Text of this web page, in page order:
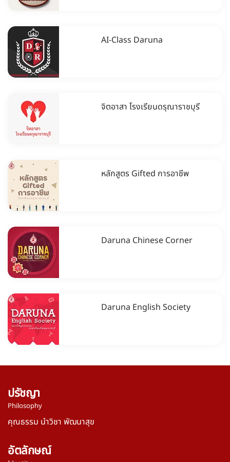
AI-Class Daruna
จิตอาสา โรงเรียนดรุณาราชบุรี
หลักสูตร Gifted การอาชีพ
Daruna Chinese Corner
Daruna English Society
ปรัชญา
Philosophy
คุณธรรม นำวิชา พัฒนาสุข
อัตลักษณ์